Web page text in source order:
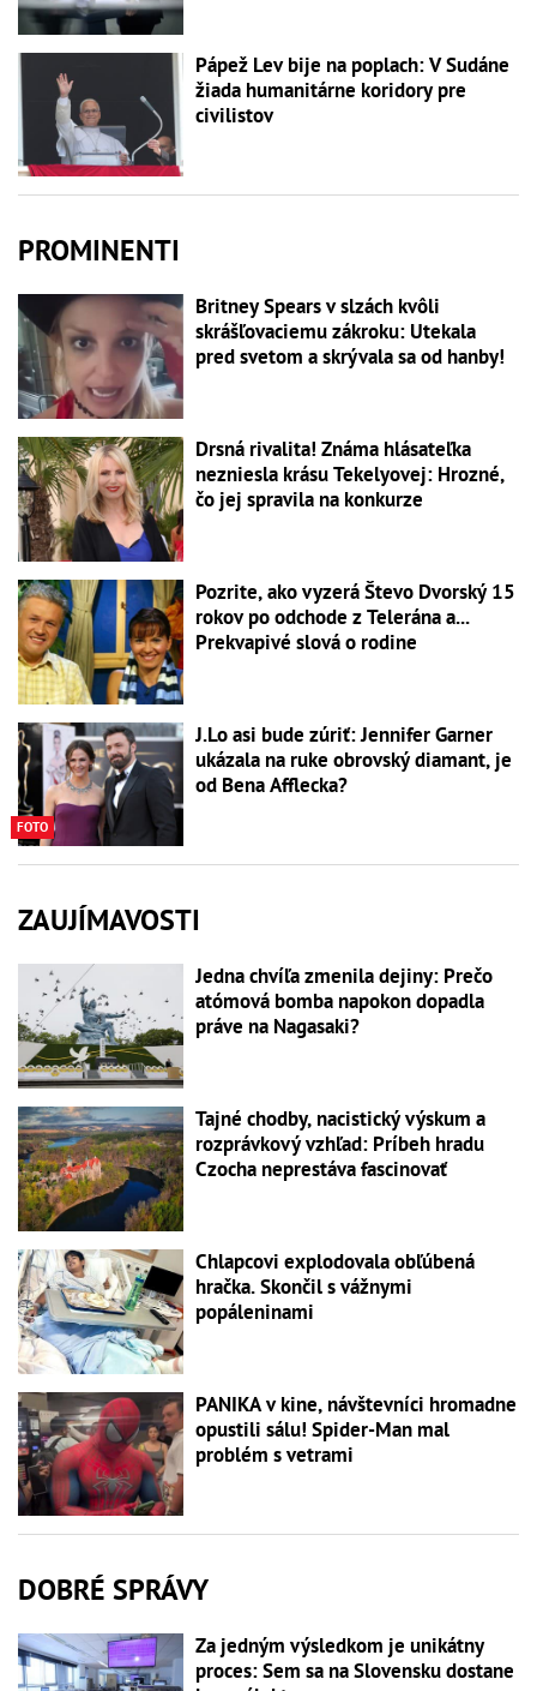
Pápež Lev bije na poplach: V Sudáne
žiada humanitárne koridory pre
civilistov
PROMINENTI
Britney Spears v slzách kvôli
skrášľovaciemu zákroku: Utekala
pred svetom a skrývala sa od hanby!
Drsná rivalita! Známa hlásateľka
nezniesla krásu Tekelyovej: Hrozné,
čo jej spravila na konkurze
Pozrite, ako vyzerá Števo Dvorský 15
rokov po odchode z Telerána a...
Prekvapivé slová o rodine
FOTO
J.Lo asi bude zúriť: Jennifer Garner
ukázala na ruke obrovský diamant, je
od Bena Afflecka?
ZAUJÍMAVOSTI
Jedna chvíľa zmenila dejiny: Prečo
atómová bomba napokon dopadla
práve na Nagasaki?
Tajné chodby, nacistický výskum a
rozprávkový vzhľad: Príbeh hradu
Czocha neprestáva fascinovať
Chlapcovi explodovala obľúbená
hračka. Skončil s vážnymi
popáleninami
PANIKA v kine, návštevníci hromadne
opustili sálu! Spider-Man mal
problém s vetrami
DOBRÉ SPRÁVY
Za jedným výsledkom je unikátny
proces: Sem sa na Slovensku dostane